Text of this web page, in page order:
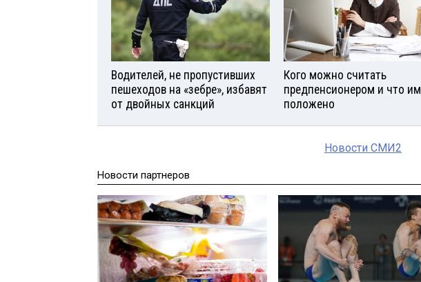
Водителей, не пропустивших
пешеходов на «зебре», избавят
от двойных санкций
Кого можно считать
предпенсионером и что им
положено
Новости СМИ2
Новости партнеров